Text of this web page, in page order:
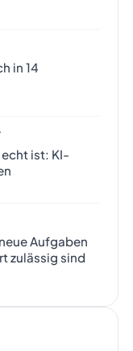
in 14
ist: KI-
Aufgaben
zulässig sind